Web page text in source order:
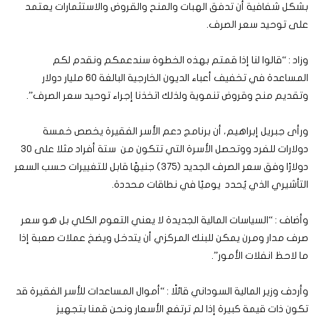
بشكل شفافية أن تدفق الهبات والمنح والقروض والاستثمارات يعتمد
على توحيد سعر الصرف.
وزاد : “قالوا لنا إذا قمتم بهذه الخطوة سندعمكم ونقدم لكم
المساعدة في تخفيف أعباء الديون الخارجية البالغة 60 مليار دولار
وتقديم منح وقروض تنموية ولذلك اتخذنا إجراء توحيد سعر الصرف”.
ورأى جبريل إبراهيم، أن برنامج دعم الأسر الفقيرة يخصص خمسة
دولارات للفرد ووتحصل الأسرة التي تتكون من ستة أفراد مثلا على 30
دولارًا وفق سعر الصرف الجديد (375) جنيهًا قابل للتغييرات حسب السعر
التأشيري الذي يُحدد يوميًا في نطاقات محددة.
وأضاف : “السياسات المالية الجديدة لا يعني التعوم الكلي بل هو سعر
صرف مدار ومرن يمكن للبنك المركزي أن يتدخل ويضخ عملات صعبة إذا
ما لاحظ انفلات الأمور”.
وأردف وزير المالية السوداني قائلًا : “أموال المساعدات للأسر الفقيرة قد
تكون ذات قيمة كبيرة إذا لم ترتفع الأسعار ونحن قمنا بتجهيز